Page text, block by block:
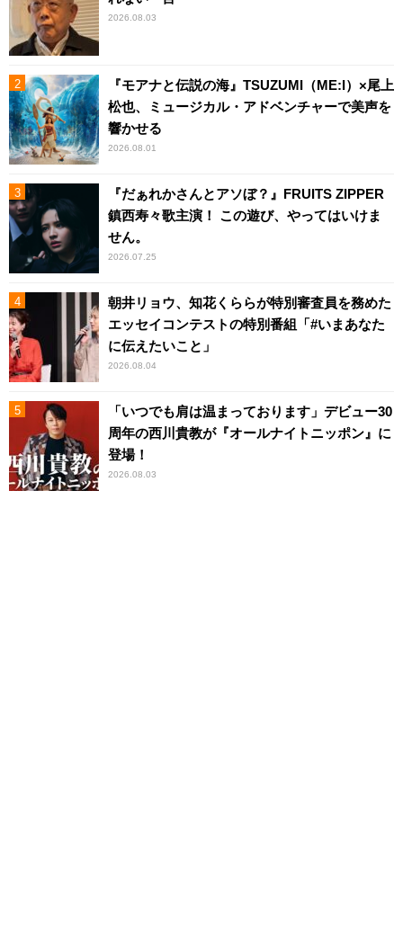
2026.08.03
『モアナと伝説の海』TSUZUMI（ME:I）×尾上
松也、ミュージカル・アドベンチャーで美声を
響かせる
2026.08.01
『だぁれかさんとアソぼ？』FRUITS ZIPPER
鎮西寿々歌主演！ この遊び、やってはいけま
せん。
2026.07.25
朝井リョウ、知花くららが特別審査員を務めた
エッセイコンテストの特別番組「#いまあなた
に伝えたいこと」
2026.08.04
「いつでも肩は温まっております」デビュー30
周年の西川貴教が『オールナイトニッポン』に
登場！
2026.08.03